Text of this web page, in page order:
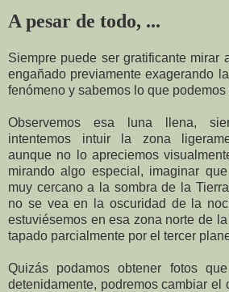
A pesar de todo, ...
Siempre puede ser gratificante mirar
engañado previamente exagerando
fenómeno y sabemos lo que podemos
Observemos esa luna llena,
intentemos intuir la zona
aunque no lo apreciemos
mirando algo especial, imaginar
muy cercano a la sombra de la
no se vea en la oscuridad de la
estuviésemos en esa zona norte de
tapado parcialmente por el tercer
Quizás podamos obtener fotos
detenidamente, podremos cambiar el